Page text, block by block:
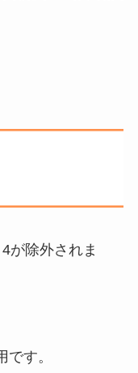
が除外されま
す。